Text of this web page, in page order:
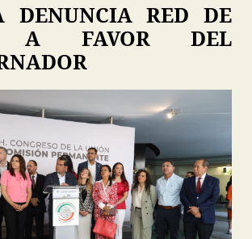
DENUNCIA RED DE
A FAVOR DEL